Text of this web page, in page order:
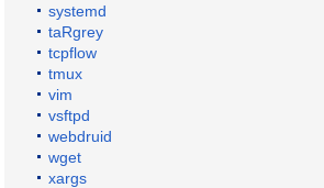
systemd
taRgrey
tcpflow
tmux
vim
vsftpd
webdruid
wget
xargs